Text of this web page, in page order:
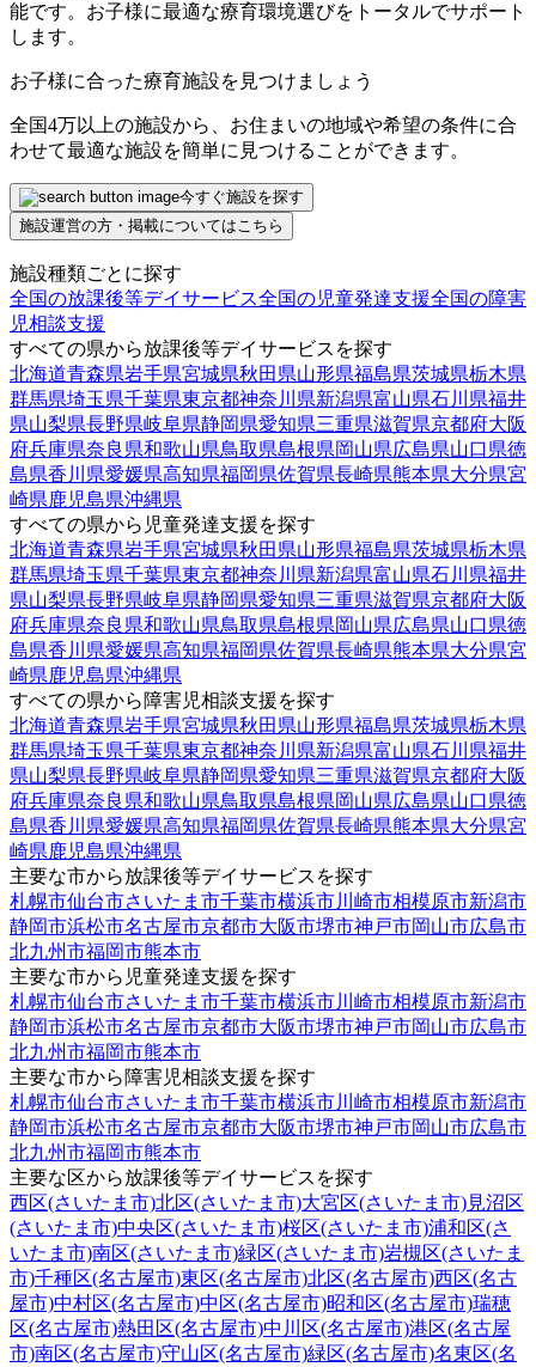
能です。お子様に最適な療育環境選びをトータルでサポート
します。
お子様に合った療育施設を見つけましょう
全国4万以上の施設から、お住まいの地域や希望の条件に合
わせて最適な施設を簡単に見つけることができます。
今すぐ施設を探す
施設運営の方・掲載についてはこちら
施設種類ごとに探す
全国の放課後等デイサービス全国の児童発達支援全国の障害
児相談支援
すべての県から放課後等デイサービスを探す
北海道青森県岩手県宮城県秋田県山形県福島県茨城県栃木県
群馬県埼玉県千葉県東京都神奈川県新潟県富山県石川県福井
県山梨県長野県岐阜県静岡県愛知県三重県滋賀県京都府大阪
府兵庫県奈良県和歌山県鳥取県島根県岡山県広島県山口県徳
島県香川県愛媛県高知県福岡県佐賀県長崎県熊本県大分県宮
崎県鹿児島県沖縄県
すべての県から児童発達支援を探す
北海道青森県岩手県宮城県秋田県山形県福島県茨城県栃木県
群馬県埼玉県千葉県東京都神奈川県新潟県富山県石川県福井
県山梨県長野県岐阜県静岡県愛知県三重県滋賀県京都府大阪
府兵庫県奈良県和歌山県鳥取県島根県岡山県広島県山口県徳
島県香川県愛媛県高知県福岡県佐賀県長崎県熊本県大分県宮
崎県鹿児島県沖縄県
すべての県から障害児相談支援を探す
北海道青森県岩手県宮城県秋田県山形県福島県茨城県栃木県
群馬県埼玉県千葉県東京都神奈川県新潟県富山県石川県福井
県山梨県長野県岐阜県静岡県愛知県三重県滋賀県京都府大阪
府兵庫県奈良県和歌山県鳥取県島根県岡山県広島県山口県徳
島県香川県愛媛県高知県福岡県佐賀県長崎県熊本県大分県宮
崎県鹿児島県沖縄県
主要な市から放課後等デイサービスを探す
札幌市仙台市さいたま市千葉市横浜市川崎市相模原市新潟市
静岡市浜松市名古屋市京都市大阪市堺市神戸市岡山市広島市
北九州市福岡市熊本市
主要な市から児童発達支援を探す
札幌市仙台市さいたま市千葉市横浜市川崎市相模原市新潟市
静岡市浜松市名古屋市京都市大阪市堺市神戸市岡山市広島市
北九州市福岡市熊本市
主要な市から障害児相談支援を探す
札幌市仙台市さいたま市千葉市横浜市川崎市相模原市新潟市
静岡市浜松市名古屋市京都市大阪市堺市神戸市岡山市広島市
北九州市福岡市熊本市
主要な区から放課後等デイサービスを探す
西区(さいたま市)北区(さいたま市)大宮区(さいたま市)見沼区
(さいたま市)中央区(さいたま市)桜区(さいたま市)浦和区(さ
いたま市)南区(さいたま市)緑区(さいたま市)岩槻区(さいたま
市)千種区(名古屋市)東区(名古屋市)北区(名古屋市)西区(名古
屋市)中村区(名古屋市)中区(名古屋市)昭和区(名古屋市)瑞穂
区(名古屋市)熱田区(名古屋市)中川区(名古屋市)港区(名古屋
市)南区(名古屋市)守山区(名古屋市)緑区(名古屋市)名東区(名